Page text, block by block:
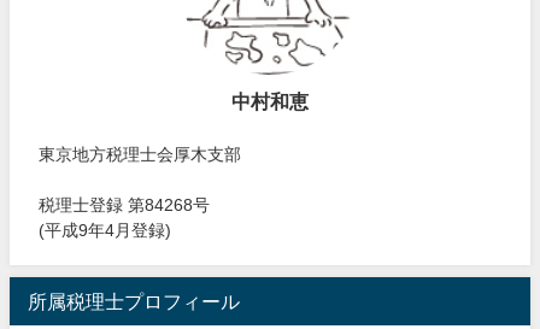
中村和恵
東京地方税理士会厚木支部
税理士登録 第84268号
(平成9年4月登録)
所属税理士プロフィール